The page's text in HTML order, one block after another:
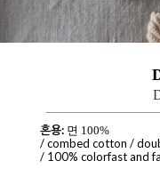
혼용: 면 100%
/ combed cotton /
/ 100% colorfast and